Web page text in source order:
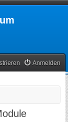
Anmelden